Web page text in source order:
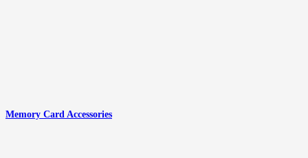
Memory Card Accessories